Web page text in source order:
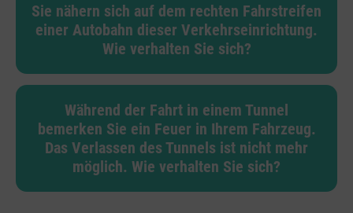
Sie nähern sich auf dem rechten Fahrstreifen
einer Autobahn dieser Verkehrseinrichtung.
Wie verhalten Sie sich?
Während der Fahrt in einem Tunnel
bemerken Sie ein Feuer in Ihrem Fahrzeug.
Das Verlassen des Tunnels ist nicht mehr
möglich. Wie verhalten Sie sich?